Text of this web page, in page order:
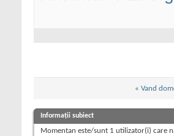
« Vand
Informații subiect
Momentan este/sunt 1 utilizator(i) care